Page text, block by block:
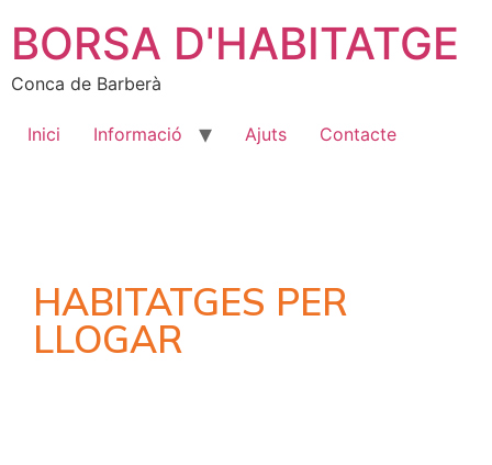
BORSA D'HABITATGE
Conca de Barberà
Inici Informació Ajuts Contacte
HABITATGES PER
LLOGAR